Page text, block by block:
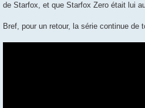
de Starfox, et que Starfox Zero était lui
Bref, pour un retour, la série continue de